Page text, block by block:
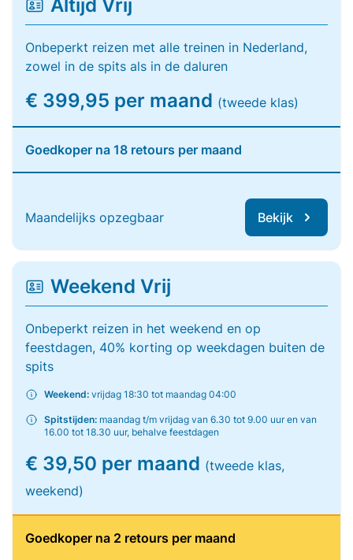
Altijd Vrij
Onbeperkt reizen met alle treinen in Nederland,
zowel in de spits als in de daluren
€ 399,95 per maand (tweede klas)
Goedkoper na 18 retours per maand
Maandelijks opzegbaar Bekijk
Weekend Vrij
Onbeperkt reizen in het weekend en op
feestdagen, 40% korting op weekdagen buiten de
spits
Weekend: vrijdag 18:30 tot maandag 04:00
Spitstijden: maandag t/m vrijdag van 6.30 tot 9.00 uur en van
16.00 tot 18.30 uur, behalve feestdagen
€ 39,50 per maand (tweede klas,
weekend)
Goedkoper na 2 retours per maand